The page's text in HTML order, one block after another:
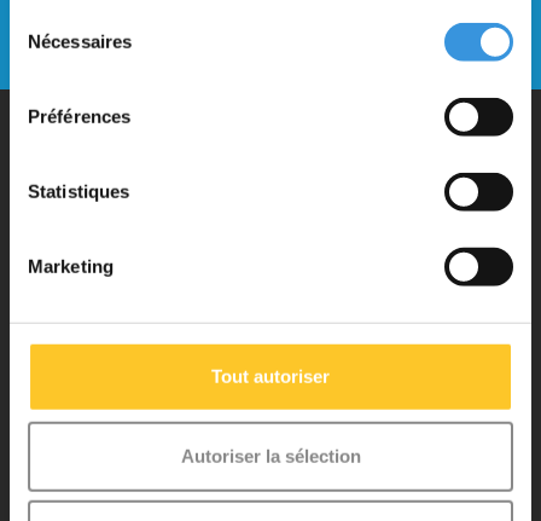
Nécessaires
Préférences
Statistiques
Marketing
Tout autoriser
Autoriser la sélection
Envoyer
Pourquoi Micro ?
Micro Mobility est l'inventeur du trottinette pliable compact et de
l'iconique trottinette 3 roues. Tous nos trottinettes sont développés
avec beaucoup d'amour et de soin en Suisse. Ils ont été largement
pendant des années !